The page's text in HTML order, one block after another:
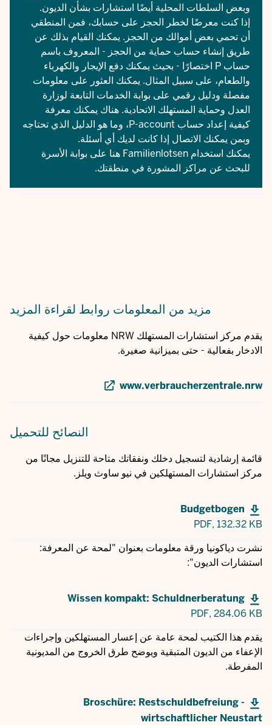
وبعض السلطات المحلية أيضًا استشارات بشأن الديون.
إذا كنت معرضًا لخطر الحجز على حسابك، فمن المنطقي
أن تحمي بعض أموالك من الحجز. يمكنك القيام بذلك عن
طريق إنشاء حساب حماية من الحجز - المعروف باسم
حساب P اختصارًا - بحيث يمكنك دفع الإيجار والكهرباء
والطعام، على سبيل المثال. يمكنك العثور على معلومات
مفصلة ودليل رقمي على بوابة الخدمات التابعة لوزارة
العدل وحماية المستهلك الاتحادية. هناك يمكنك معرفة
كيفية إعداد حساب P-account، وما هو الدليل الذي تحتاجه
وبمن يمكنك الاتصال إذا كانت لديك أي أسئلة.
يمكنك استخدام Familienlotsen هنا على بوابة الأسرة
للبحث عن مراكز المشورة في منطقتك.
مزيد من المعلومات روابط لقراءة المزيد
يقدم مركز استشارات المستهلك NRW معلومات حول كيفية
الادخار بفعالية - حتى بميزانية صغيرة.
www.verbraucherzentrale.nrw
النصائح للتحميل
قائمة إرشادية لتسجيل دخلك ونفقاتك متاحة للتنزيل مجانًا من
مركز استشارات المستهلكين في نيو ساوث ويلز.
Budgetbogen
PDF, 132.32 KB
نشرت دياكونيا ورقة معلومات بعنوان "لمحة عن المعرفة:
استشارات الديون":
Wissen kompakt: Schuldnerberatung
PDF, 284.06 KB
يقدم هذا الكتيب لمحة عامة عن إعسار المستهلكين وإجراءات
الإعفاء من الديون المتبقية ويوضح طرق الخروج من المديونية
المفرطة.
Broschüre: Restschuldbefreiung -
wirtschaftlicher Neustart